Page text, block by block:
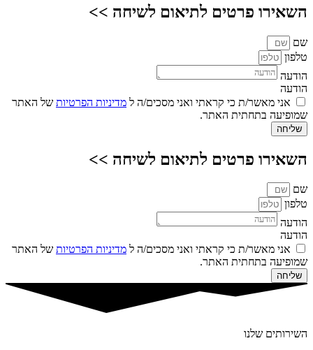
השאירו פרטים לתיאום לשיחה >>
שם
טלפון
הודעה
הודעה
אני מאשר/ת כי קראתי ואני מסכים/ה ל מדיניות הפרטיות של האתר
שמופיעה בתחתית האתר.
שליחה
השאירו פרטים לתיאום לשיחה >>
שם
טלפון
הודעה
הודעה
אני מאשר/ת כי קראתי ואני מסכים/ה ל מדיניות הפרטיות של האתר
שמופיעה בתחתית האתר.
שליחה
השירותים שלנו